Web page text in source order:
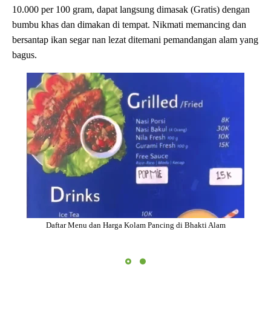
10.000 per 100 gram, dapat langsung dimasak (Gratis) dengan
bumbu khas dan dimakan di tempat. Nikmati memancing dan
bersantap ikan segar nan lezat ditemani pemandangan alam yang
bagus.
Daftar Menu dan Harga Kolam Pancing di Bhakti Alam